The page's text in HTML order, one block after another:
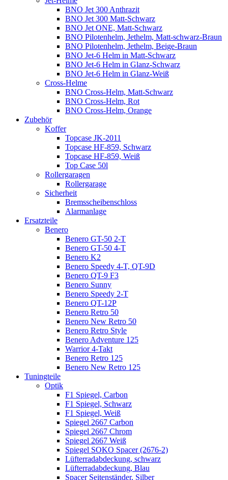
BNO Jet 300 Anthrazit
BNO Jet 300 Matt-Schwarz
BNO Jet ONE, Matt-Schwarz
BNO Pilotenhelm, Jethelm, Matt-schwarz-Braun
BNO Pilotenhelm, Jethelm, Beige-Braun
BNO Jet-6 Helm in Matt-Schwarz
BNO Jet-6 Helm in Glanz-Schwarz
BNO Jet-6 Helm in Glanz-Weiß
Cross-Helme
BNO Cross-Helm, Matt-Schwarz
BNO Cross-Helm, Rot
BNO Cross-Helm, Orange
Zubehör
Koffer
Topcase JK-2011
Topcase HF-859, Schwarz
Topcase HF-859, Weiß
Top Case 50l
Rollergaragen
Rollergarage
Sicherheit
Bremsscheibenschloss
Alarmanlage
Ersatzteile
Benero
Benero GT-50 2-T
Benero GT-50 4-T
Benero K2
Benero Speedy 4-T, QT-9D
Benero QT-9 F3
Benero Sunny
Benero Speedy 2-T
Benero QT-12P
Benero Retro 50
Benero New Retro 50
Benero Retro Style
Benero Adventure 125
Warrior 4-Takt
Benero Retro 125
Benero New Retro 125
Tuningteile
Optik
F1 Spiegel, Carbon
F1 Spiegel, Schwarz
F1 Spiegel, Weiß
Spiegel 2667 Carbon
Spiegel 2667 Chrom
Spiegel 2667 Weiß
Spiegel SOKO Spacer (2676-2)
Lüfterradabdeckung, schwarz
Lüfterradabdeckung, Blau
Spacer Seitenständer, Silber